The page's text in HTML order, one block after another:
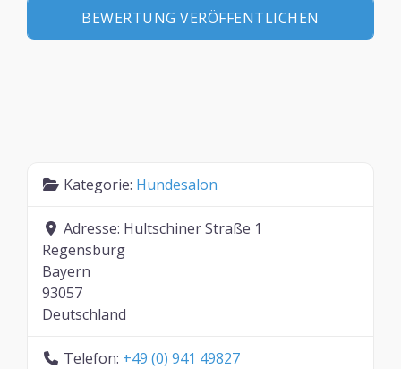
Kategorie: Hundesalon
Adresse: Hultschiner Straße 1
Regensburg
Bayern
93057
Deutschland
Telefon: +49 (0) 941 49827